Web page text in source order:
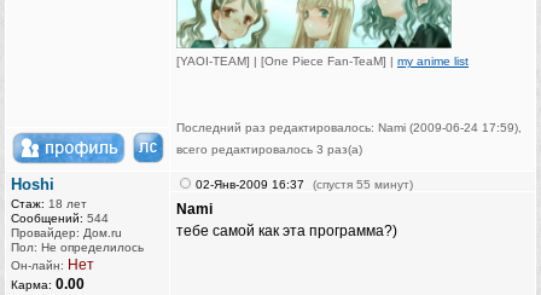
[YAOI-TEAM] | [One Piece Fan-TeaM] | my anime list
Последний раз редактировалось: Nami (2009-06-24 17:59),
всего редактировалось 3 раз(а)
Hoshi
Стаж: 18 лет
Сообщений: 544
Провайдер: Дом.ru
Пол: Не определилось
Он-лайн: Нет
Карма: 0.00
02-Янв-2009 16:37 (спустя 55 минут)
Nami
тебе самой как эта программа?)